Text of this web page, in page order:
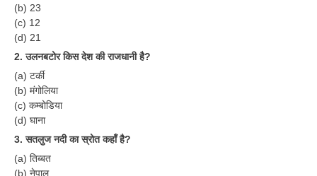
(b) 23
(c) 12
(d) 21
2. उलनबटोर किस देश की राजधानी है?
(a) टर्की
(b) मंगोलिया
(c) कम्बोडिया
(d) घाना
3. सतलुज नदी का स्रोत कहाँ है?
(a) तिब्बत
(b) नेपाल